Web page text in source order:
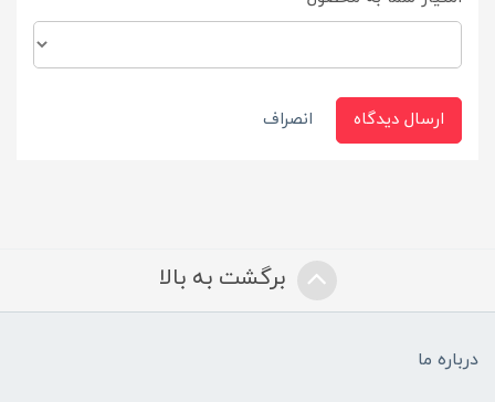
ارسال دیدگاه انصراف
برگشت به بالا
درباره ما